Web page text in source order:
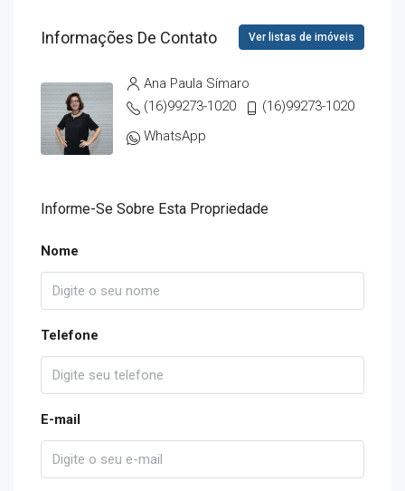
Informações De Contato Ver listas de imóveis
Ana Paula Símaro
(16)99273-1020
(16)99273-1020
WhatsApp
Informe-Se Sobre Esta Propriedade
Nome
Telefone
E-mail